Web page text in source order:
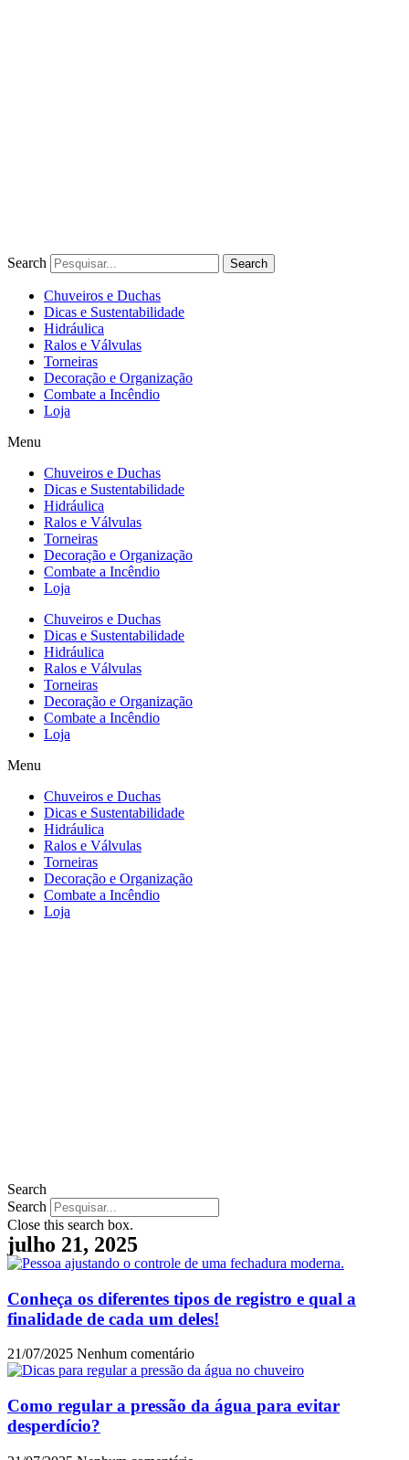
Search Search
Chuveiros e Duchas
Dicas e Sustentabilidade
Hidráulica
Ralos e Válvulas
Torneiras
Decoração e Organização
Combate a Incêndio
Loja
Menu
Chuveiros e Duchas
Dicas e Sustentabilidade
Hidráulica
Ralos e Válvulas
Torneiras
Decoração e Organização
Combate a Incêndio
Loja
Chuveiros e Duchas
Dicas e Sustentabilidade
Hidráulica
Ralos e Válvulas
Torneiras
Decoração e Organização
Combate a Incêndio
Loja
Menu
Chuveiros e Duchas
Dicas e Sustentabilidade
Hidráulica
Ralos e Válvulas
Torneiras
Decoração e Organização
Combate a Incêndio
Loja
Search
Search
Close this search box.
julho 21, 2025
Conheça os diferentes tipos de registro e qual a
finalidade de cada um deles!
21/07/2025 Nenhum comentário
Como regular a pressão da água para evitar
desperdício?